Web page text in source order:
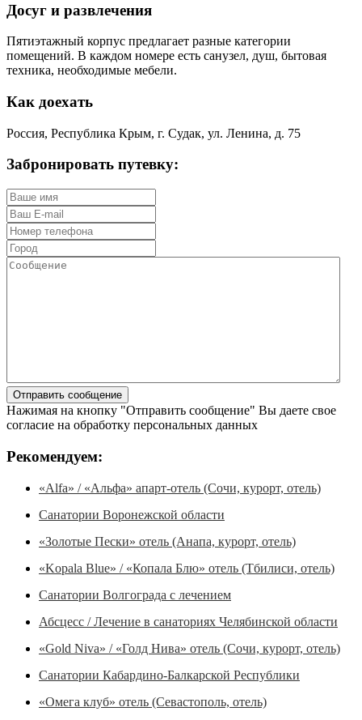
Досуг и развлечения
Пятиэтажный корпус предлагает разные категории
помещений. В каждом номере есть санузел, душ, бытовая
техника, необходимые мебели.
Как доехать
Россия, Республика Крым, г. Судак, ул. Ленина, д. 75
Забронировать путевку:
Нажимая на кнопку "Отправить сообщение" Вы даете свое
согласие на обработку персональных данных
Рекомендуем:
«Alfa» / «Альфа» апарт-отель (Сочи, курорт, отель)
Санатории Воронежской области
«Золотые Пески» отель (Анапа, курорт, отель)
«Kopala Blue» / «Копала Блю» отель (Тбилиси, отель)
Санатории Волгограда с лечением
Абсцесс / Лечение в санаториях Челябинской области
«Gold Niva» / «Голд Нива» отель (Сочи, курорт, отель)
Санатории Кабардино-Балкарской Республики
«Омега клуб» отель (Севастополь, отель)